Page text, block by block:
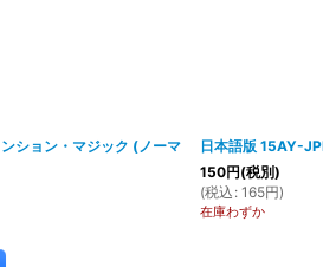
ション・マジック (ノーマ
日本語版 15AY-
150円(税別)
(税込 : 165円)
在庫わずか